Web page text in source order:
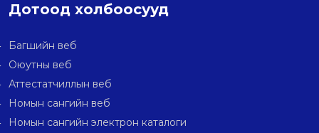
Дотоод холбоосууд
Багшийн веб
Оюутны веб
Аттестатчиллын веб
Номын сангийн веб
Номын сангийн электрон каталоги